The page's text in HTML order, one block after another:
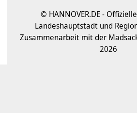
© HANNOVER.DE -
Landeshauptstadt und
Zusammenarbeit mit der
2026